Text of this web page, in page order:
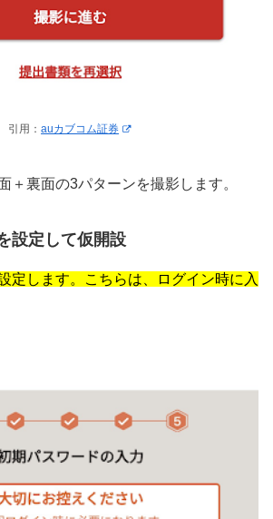
引用：auカブコム証券
＋裏面の3パターンを撮影します。
設定して仮開設
定します。こちらは、ログイン時に入